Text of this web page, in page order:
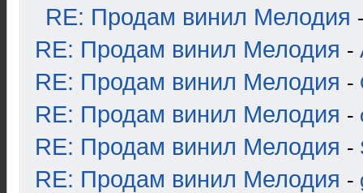
RE: Продам винил Мелодия
RE: Продам винил Мелодия -
RE: Продам винил Мелодия -
RE: Продам винил Мелодия -
RE: Продам винил Мелодия -
RE: Продам винил Мелодия -